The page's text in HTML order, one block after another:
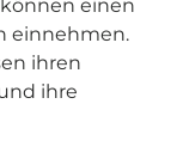
einen
einnehmen.
ihren
ihre